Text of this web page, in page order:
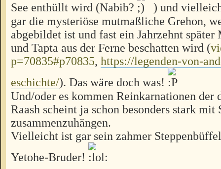
See enthüllt wird (Nabib?
) und
gar die mysteriöse mutmaßliche Grehon,
abgebildet ist und fast ein Jahrzehnt später
und Tapta aus der Ferne beschatten wird (
p=70835#p70835, https://legenden-von-
eschichte/). Das wäre doch was!
Und/oder es kommen Reinkarnationen der
Raash scheint ja schon besonders stark mit
zusammenzuhängen.
Vielleicht ist gar sein zahmer
Yetohe-Bruder!